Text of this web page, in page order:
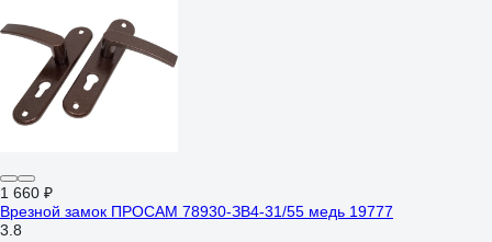
1 660 ₽
Врезной замок ПРОСАМ 78930-ЗВ4-31/55 медь 19777
3.8